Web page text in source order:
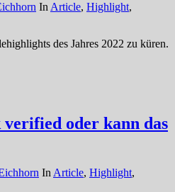
In Article, Highlight,
des Jahres 2022 zu küren.
verified oder kann das
In Article, Highlight,